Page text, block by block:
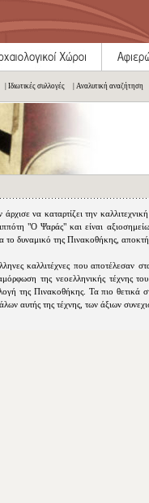
| Ιδιωτικές συλλογές | Αναλυτική αναζήτηση
να καταρτίζει την
"Ο Ψαράς" και είναι
το δυναμικό της Πινακοθήκης,
καλλιτέχνες που αποτέλεσαν
της νεοελληνικής τέχνης
της Πινακοθήκης. Τα πιο θετικά
αυτής της τέχνης, των άξιων